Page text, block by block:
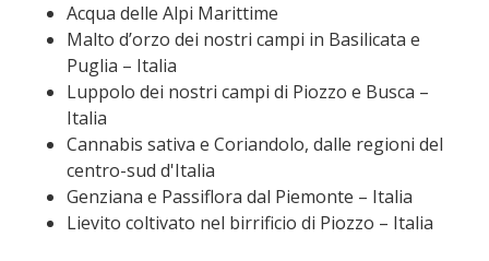
Acqua delle Alpi Marittime
Malto d’orzo dei nostri campi in Basilicata e
Puglia – Italia
Luppolo dei nostri campi di Piozzo e Busca –
Italia
Cannabis sativa e Coriandolo, dalle regioni del
centro-sud d'Italia
Genziana e Passiflora dal Piemonte – Italia
Lievito coltivato nel birrificio di Piozzo – Italia